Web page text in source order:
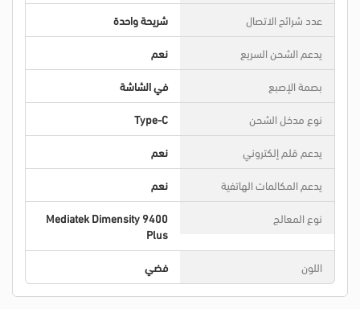
عدد شرائح الاتصال
شريحة واحدة
يدعم الشحن السريع
نعم
بصمة الإصبع
في الشاشة
نوع مدخل الشحن
Type-C
يدعم قلم إلكتروني
نعم
يدعم المكالمات الهاتفية
نعم
نوع المعالج
Mediatek Dimensity 9400
Plus
اللون
فضي